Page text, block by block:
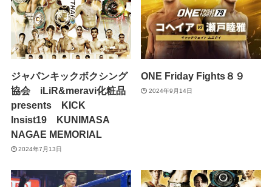
ジャパンキックボクシング
協会 iLiR&meravi化粧品
presents KICK
Insist19 KUNIMASA
NAGAE MEMORIAL
2024年7月13日
ONE Friday Fights８９
2024年9月14日